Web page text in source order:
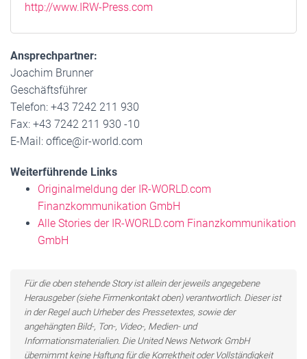
http://www.IRW-Press.com
Ansprechpartner:
Joachim Brunner
Geschäftsführer
Telefon: +43 7242 211 930
Fax: +43 7242 211 930 -10
E-Mail: office@ir-world.com
Weiterführende Links
Originalmeldung der IR-WORLD.com
Finanzkommunikation GmbH
Alle Stories der IR-WORLD.com Finanzkommunikation
GmbH
Für die oben stehende Story ist allein der jeweils angegebene
Herausgeber (siehe Firmenkontakt oben) verantwortlich. Dieser ist
in der Regel auch Urheber des Pressetextes, sowie der
angehängten Bild-, Ton-, Video-, Medien- und
Informationsmaterialien. Die United News Network GmbH
übernimmt keine Haftung für die Korrektheit oder Vollständigkeit